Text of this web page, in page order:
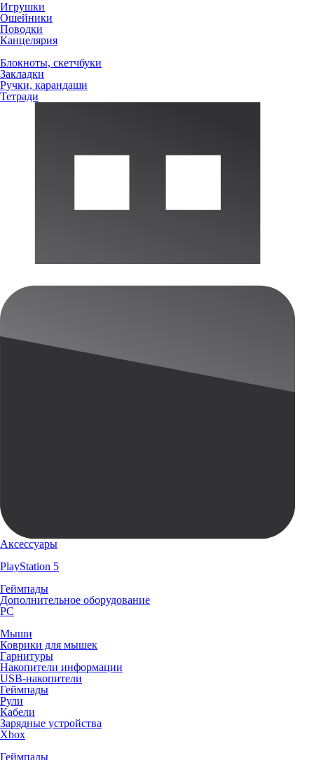
Игрушки
Ошейники
Поводки
Канцелярия
Блокноты, скетчбуки
Закладки
Ручки, карандаши
Тетради
Аксессуары
PlayStation 5
Геймпады
Дополнительное оборудование
PC
Мыши
Коврики для мышек
Гарнитуры
Накопители информации
USB-накопители
Геймпады
Рули
Кабели
Зарядные устройства
Xbox
Геймпады